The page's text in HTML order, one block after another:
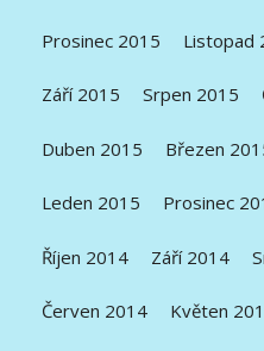
Prosinec 2015 Listopad
Září 2015 Srpen 2015
Duben 2015 Březen
Leden 2015 Prosinec
Říjen 2014 Září 2014
Červen 2014 Květen